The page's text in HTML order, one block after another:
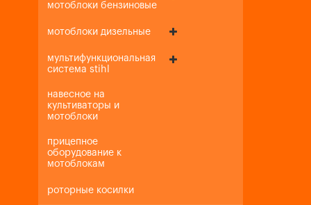
мотоблоки бензиновые
мотоблоки дизельные
мультифункциональная
система stihl
навесное на
культиваторы и
мотоблоки
прицепное
оборудование к
мотоблокам
роторные косилки